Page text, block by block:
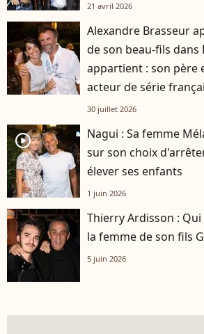
21 avril 2026
Alexandre Brasseur
de son beau-fils dans
appartient : son père
acteur de série
30 juillet 2026
player2
Nagui : Sa femme
sur son choix
élever ses enfants
1 juin 2026
Thierry Ardisson : Qui
la femme de son fils
5 juin 2026